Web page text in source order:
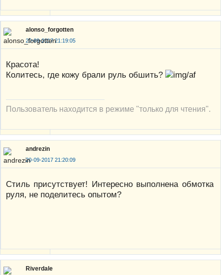
alonso_forgotten
20-09-2017 21:19:05
Красота!
Колитесь, где кожу брали руль обшить?
Пользователь находится в режиме "только для чтения".
andrezin
20-09-2017 21:20:09
Стиль присутствует! Интересно выполнена обмотка
руля, не поделитесь опытом?
Riverdale